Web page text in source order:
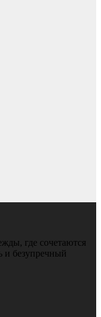
где сочетаются
и безупречный